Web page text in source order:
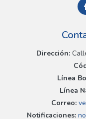
Dirección:
Línea
Línea
Correo:
Notificaciones: